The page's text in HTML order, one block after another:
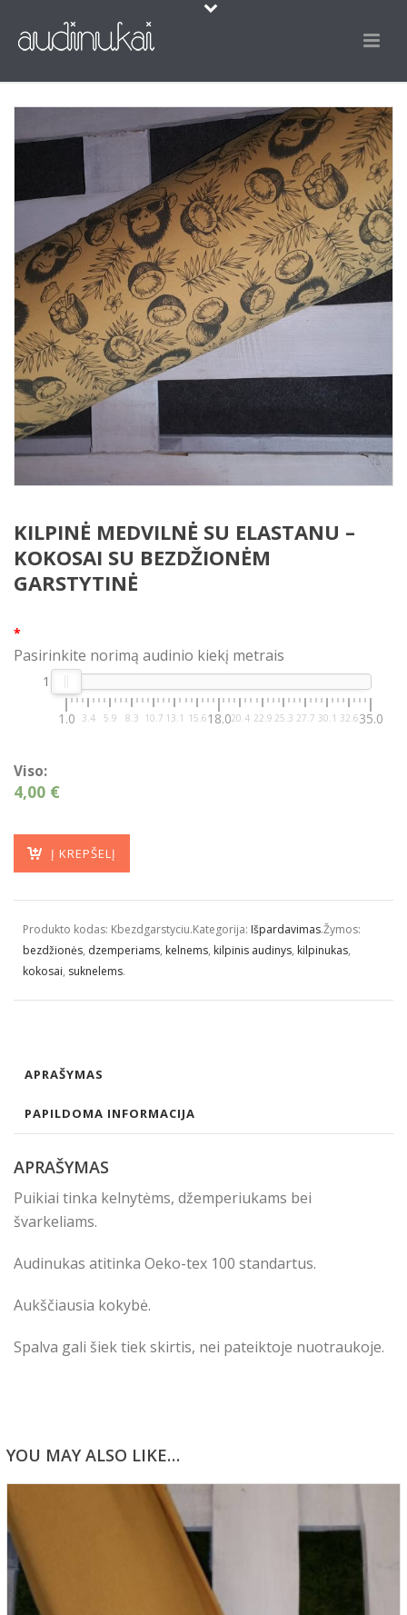
KILPINĖ MEDVILNĖ SU ELASTANU –
KOKOSAI SU BEZDŽIONĖM
GARSTYTINĖ
*
Pasirinkite norimą audinio kiekį metrais
1.0 3.4 5.9 8.3 10.7 13.1 15.618.020.4 22.9 25.3 27.7 30.1 32.635.0
1
Viso:
4,00 €
Į KREPŠELĮ
Produkto kodas: Kbezdgarstyciu.Kategorija: Išpardavimas.Žymos:
bezdžionės, dzemperiams, kelnems, kilpinis audinys, kilpinukas,
kokosai, suknelems.
APRAŠYMAS
PAPILDOMA INFORMACIJA
APRAŠYMAS
Puikiai tinka kelnytėms, džemperiukams bei
švarkeliams.
Audinukas atitinka Oeko-tex 100 standartus.
Aukščiausia kokybė.
Spalva gali šiek tiek skirtis, nei pateiktoje nuotraukoje.
YOU MAY ALSO LIKE…